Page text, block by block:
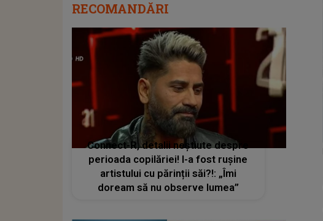
RECOMANDĂRI
Connect-R, detalii neștiute despre
perioada copilăriei! I-a fost rușine
artistului cu părinții săi?!: „Îmi
doream să nu observe lumea”